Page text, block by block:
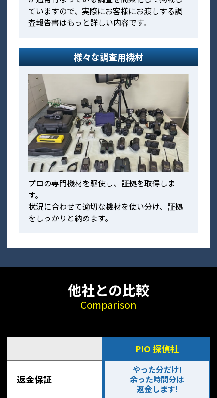
ていますので、実際にお客様にお渡しする調
査報告書はもっと詳しい内容です。
様々な調査用機材
プロの専門機材を駆使し、証拠を取得しま
す。
状況に合わせて適切な機材を使い分け、証拠
をしっかりと納めます。
他社との比較
Comparison
PIO 探偵社
返金保証
やった分だけ!
余った時間分は
返金します!